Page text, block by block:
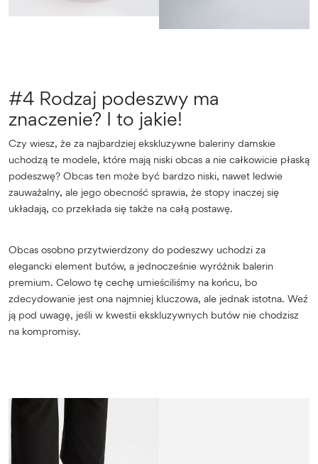
#4 Rodzaj podeszwy ma
znaczenie? I to jakie!
Czy wiesz, że za najbardziej ekskluzywne baleriny damskie
uchodzą te modele, które mają niski obcas a nie całkowicie płaską
podeszwę? Obcas ten może być bardzo niski, nawet ledwie
zauważalny, ale jego obecność sprawia, że stopy inaczej się
układają, co przekłada się także na całą postawę.
Obcas osobno przytwierdzony do podeszwy uchodzi za
elegancki element butów, a jednocześnie wyróżnik balerin
premium. Celowo tę cechę umieściliśmy na końcu, bo
zdecydowanie jest ona najmniej kluczowa, ale jednak istotna. Weź
ją pod uwagę, jeśli w kwestii ekskluzywnych butów nie chodzisz
na kompromisy.